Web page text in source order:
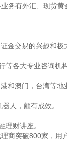
务有外汇、现货黄
金交易的兴趣和极
等各大专业咨询机
和澳门，台湾等地
人，颇有成效。
理财讲座。
商突破800家，用